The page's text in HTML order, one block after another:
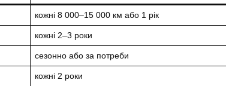
кожні 8 000–15 000 км або 1 рік
кожні 2–3 роки
сезонно або за потреби
кожні 2 роки